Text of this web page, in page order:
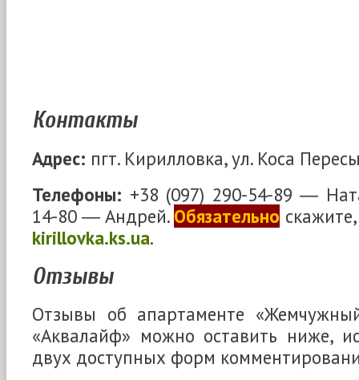
Контакты
Адрес: пгт. Кирилловка, ул. Коса
Телефоны: +38 (097) 290-54-89 ―
14-80 ― Андрей. Обязательно
kirillovka.ks.ua.
Отзывы
Отзывы об апартаменте
«Аквалайф» можно оставить ниже,
двух доступных форм